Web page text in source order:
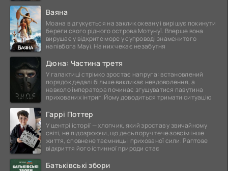
Ваяна
Моана відгукується на заклик океану і вирішує покинути
береги свого рідного острова Мотунуї. Вперше вона
вирушає у відкрите море у супроводі знаменитого
напівбога Мауї. На них чекає незабутня
Дюна: Частина третя
У галактиці стрімко зростає напруга: встановлений
порядок дедалі більше викликає невдоволення, а
навколо імператора починає згущуватися павутина
прихованих інтриг. Йому доводиться тримати ситуацію
Гаррі Поттер
У центрі історії — хлопчик, який зростав у звичайному
світі, не підозрюючи, що десь поруч тече зовсім інше
життя, сповнене таємниць і прихованої сили. Раптове
відкриття його істинної природи стає
Батьківські збори